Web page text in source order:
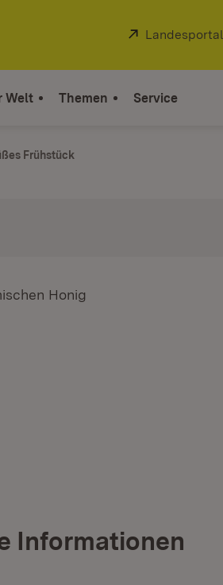
Extern:
Landesportal
Welt Themen Service
Frühstück
Honig
Informationen